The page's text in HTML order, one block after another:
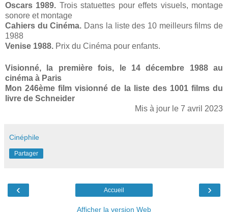
Oscars 1989. Trois statuettes pour effets visuels, montage
sonore et montage
Cahiers du Cinéma. Dans la liste des 10 meilleurs films de
1988
Venise 1988. Prix du Cinéma pour enfants.
Visionné, la première fois, le 14 décembre 1988 au
cinéma à Paris
Mon 246ème film visionné de la liste des 1001 films du
livre de Schneider
Mis à jour le 7 avril 2023
Cinéphile
Partager
‹ ›
Accueil
Afficher la version Web